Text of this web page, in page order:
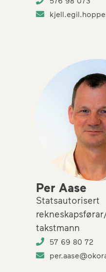
Per Aase
Statsautorisert
takstmann
57 69 80 72